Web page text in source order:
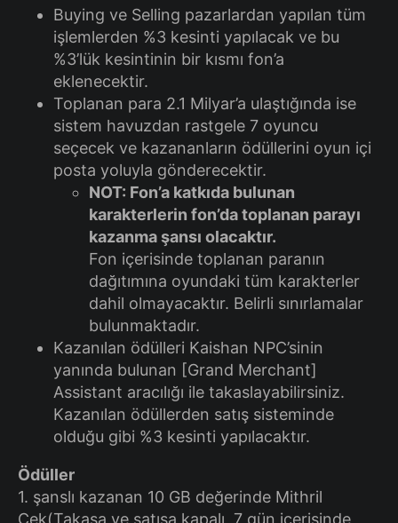
Buying ve Selling pazarlardan yapılan tüm
işlemlerden %3 kesinti yapılacak ve bu
%3’lük kesintinin bir kısmı fon’a
eklenecektir.
Toplanan para 2.1 Milyar’a ulaştığında ise
sistem havuzdan rastgele 7 oyuncu
seçecek ve kazananların ödüllerini oyun içi
posta yoluyla gönderecektir.
NOT: Fon’a katkıda bulunan
karakterlerin fon’da toplanan parayı
kazanma şansı olacaktır.
Fon içerisinde toplanan paranın
dağıtımına oyundaki tüm karakterler
dahil olmayacaktır. Belirli sınırlamalar
bulunmaktadır.
Kazanılan ödülleri Kaishan NPC’sinin
yanında bulunan [Grand Merchant]
Assistant aracılığı ile takaslayabilirsiniz.
Kazanılan ödüllerden satış sisteminde
olduğu gibi %3 kesinti yapılacaktır.
Ödüller
1. şanslı kazanan 10 GB değerinde Mithril
Çek(Takasa ve satışa kapalı, 7 gün içerisinde